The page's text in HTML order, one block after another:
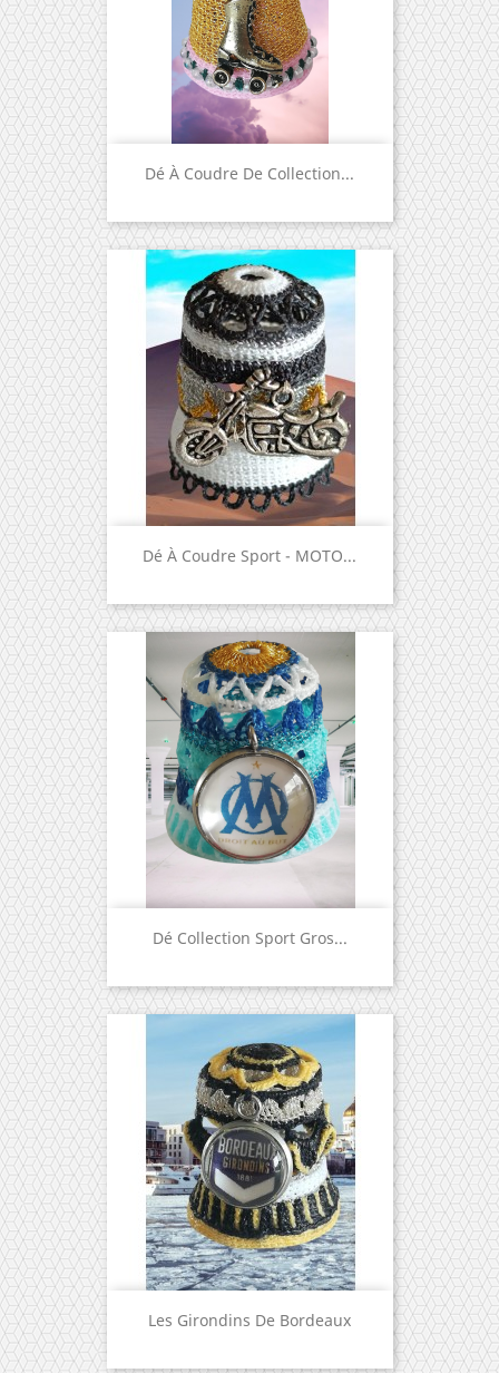
Dé À Coudre De Collection...
Dé À Coudre Sport - MOTO...
Dé Collection Sport Gros...
Les Girondins De Bordeaux